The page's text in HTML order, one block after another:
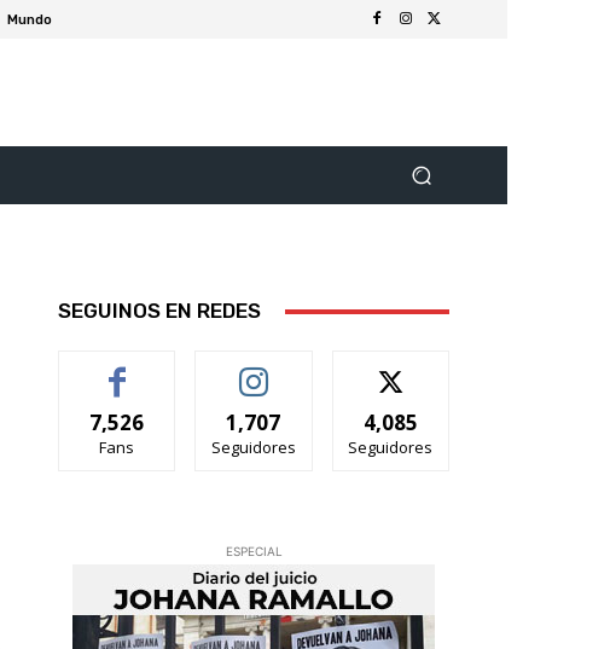
Mundo
SEGUINOS EN REDES
7,526
Fans
1,707
Seguidores
4,085
Seguidores
ESPECIAL